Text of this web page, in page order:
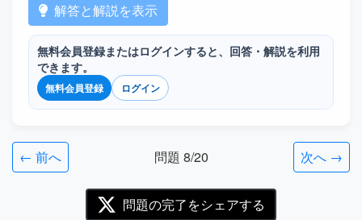
解答と解説を表示
無料会員登録またはログインすると、回答・解説を利用
できます。
無料会員登録 ログイン
← 前へ 問題 8/20 次へ →
問題の完了をシェアする